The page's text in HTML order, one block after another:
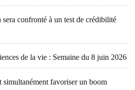
confronté à un test de crédibilité
de la vie : Semaine du 8 juin 2026
simultanément favoriser un boom